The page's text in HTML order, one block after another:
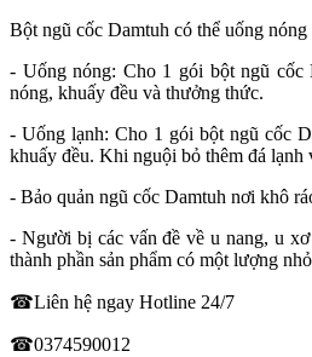
Bột ngũ cốc Damtuh có thể uống nóng
- Uống nóng: Cho 1 gói bột ngũ cốc
nóng, khuấy đều và thưởng thức.
- Uống lạnh: Cho 1 gói bột ngũ cốc
khuấy đều. Khi nguội bỏ thêm đá lạnh
- Bảo quản ngũ cốc Damtuh nơi khô
- Người bị các vấn đề về u nang, u
thành phần sản phẩm có một lượng
☎Liên hệ ngay Hotline 24/7
☎0374590012